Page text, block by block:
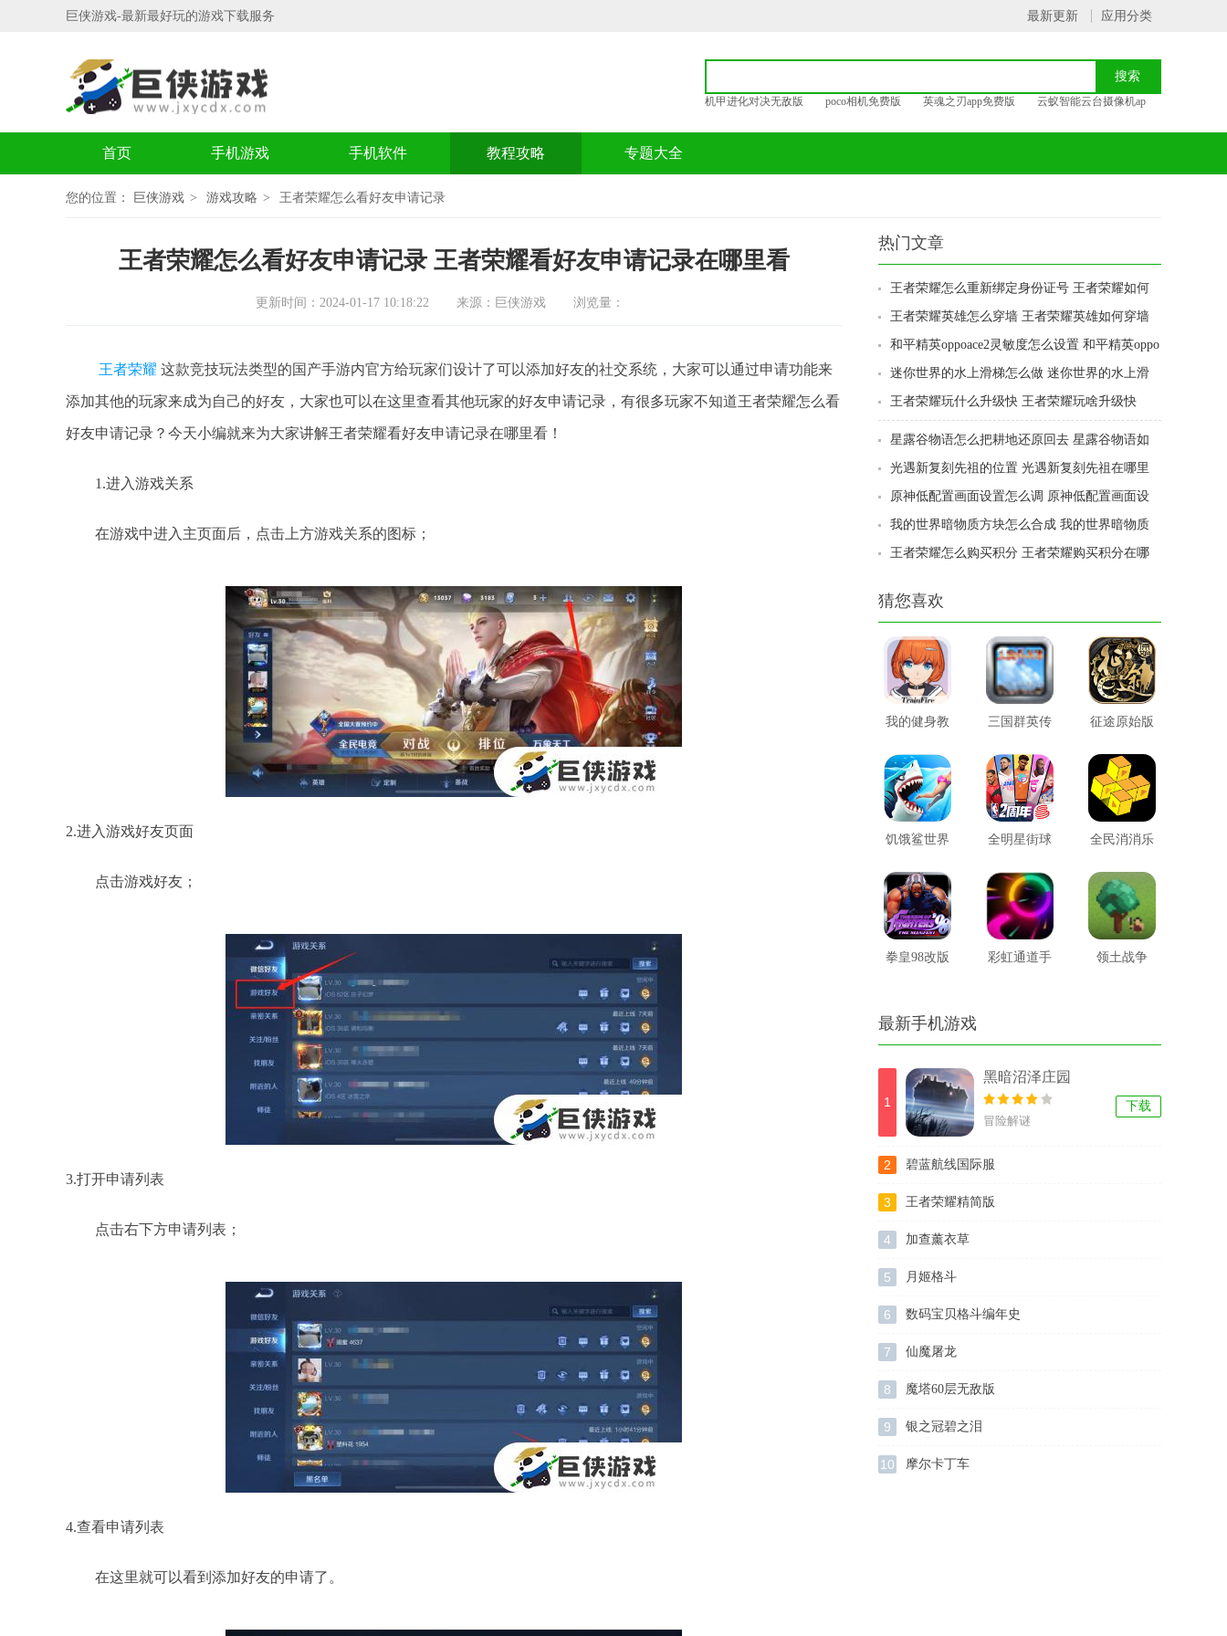
巨侠游戏-最新最好玩的游戏下载服务 最新更新 应用分类
机甲进化对决无敌版 poco相机免费版 英魂之刃app免费版
云蚁智能云台摄像机ap
首页 手机游戏 手机软件 教程攻略 专题大全
您的位置： 巨侠游戏 游戏攻略 王者荣耀怎么看好友申请记录
王者荣耀怎么看好友申请记录 王者荣耀看好友申请记录在哪里看
更新时间：2024-01-17 10:18:22 来源：巨侠游戏 浏览量：
王者荣耀 这款竞技玩法类型的国产手游内官方给玩家们设计了可以添加好友的社交系统，大家可以通过申请功能来
添加其他的玩家来成为自己的好友，大家也可以在这里查看其他玩家的好友申请记录，有很多玩家不知道王者荣耀怎么看
好友申请记录？今天小编就来为大家讲解王者荣耀看好友申请记录在哪里看！
1.进入游戏关系
在游戏中进入主页面后，点击上方游戏关系的图标；
2.进入游戏好友页面
点击游戏好友；
3.打开申请列表
点击右下方申请列表；
4.查看申请列表
在这里就可以看到添加好友的申请了。
热门文章
王者荣耀怎么重新绑定身份证号 王者荣耀如何
重新绑定身份证号
王者荣耀英雄怎么穿墙 王者荣耀英雄如何穿墙
和平精英oppoace2灵敏度怎么设置 和平精英oppo
ace2灵敏度如何设置
迷你世界的水上滑梯怎么做 迷你世界的水上滑
梯如何做
王者荣耀玩什么升级快 王者荣耀玩啥升级快
星露谷物语怎么把耕地还原回去 星露谷物语如
何让耕地变回土地
光遇新复刻先祖的位置 光遇新复刻先祖在哪里
原神低配置画面设置怎么调 原神低配置画面设
置怎么设置
我的世界暗物质方块怎么合成 我的世界暗物质
方块如何合成
王者荣耀怎么购买积分 王者荣耀购买积分在哪
猜您喜欢
我的健身教
练2
三国群英传
2威力加强
版
征途原始版
饥饿鲨世界
国际服破解
版
全明星街球
派对
全民消消乐
红包版游戏
拳皇98改版 彩虹通道手 领土战争
最新手机游戏
1
黑暗沼泽庄园
冒险解谜
下载
2 碧蓝航线国际服
3 王者荣耀精简版
4 加查薰衣草
5 月姬格斗
6 数码宝贝格斗编年史
7 仙魔屠龙
8 魔塔60层无敌版
9 银之冠碧之泪
10 摩尔卡丁车